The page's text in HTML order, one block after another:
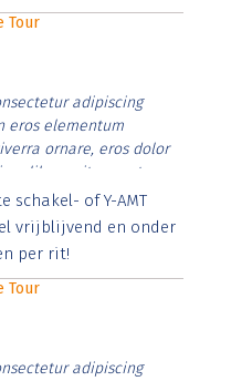
Tour
adipiscing
eros elementum
ornare, eros dolor
libero vitae erat.
id rutrum lorem
tristique posuere.
of Y-AMT
vrijblijvend en onder
per rit!
Tour
adipiscing